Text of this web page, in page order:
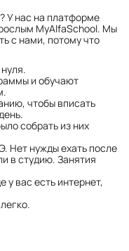
У нас на платформе
MyAlfaSchool. Мы
с нами, потому что
и обучают
чтобы вписать
собрать из них
Нет нужды ехать после
в студию. Занятия
у вас есть интернет,